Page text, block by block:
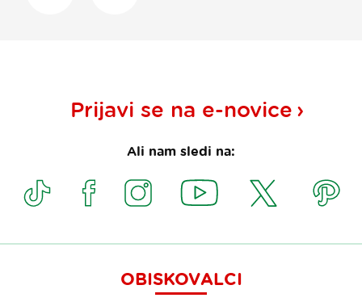
Prijavi se na e-novice
Ali nam sledi na:
OBISKOVALCI